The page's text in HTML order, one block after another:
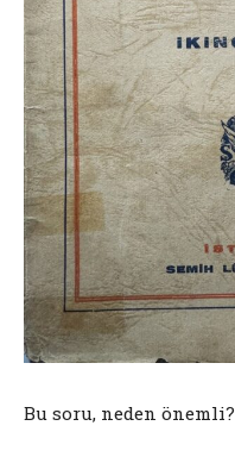
Bu soru, neden önemli?